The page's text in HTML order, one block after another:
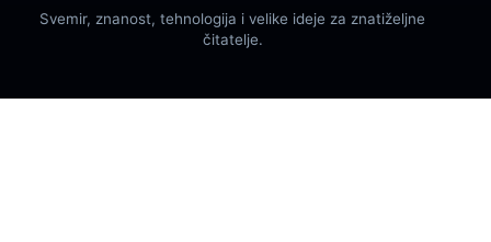
Svemir, znanost, tehnologija i velike ideje za znatiželjne
čitatelje.